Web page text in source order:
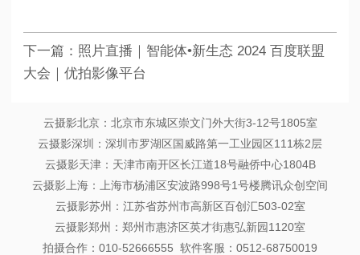
下一篇： 照片直播｜智能体•新生态 2024 百度联盟
大会｜优拍影像平台
云摄影北京：北京市东城区崇文门外大街3-12号1805室
云摄影深圳：深圳市罗湖区国威路第一工业园区111栋2层
云摄影天津：天津市南开区长江道18号融侨中心1804B
云摄影上海：上海市杨浦区安波路998号1号楼腾讯众创空间
云摄影苏州：江苏省苏州市高新区百创汇503-02室
云摄影郑州：郑州市惠济区英才街惠弘新园1120室
拍摄合作：010-52666555 软件客服：0512-68750019